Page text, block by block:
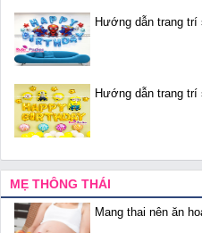
Hướng dẫn trang trí
Hướng dẫn trang trí
MẸ THÔNG THÁI
Mang thai nên ăn